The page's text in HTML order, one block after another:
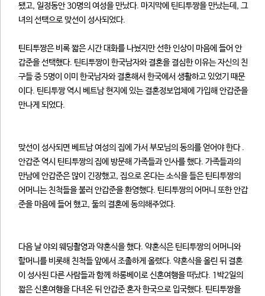
됐고, 일정동안 30명의 여성을 만났다. 마지막에 틴티투짱을 만났는데, 그
녀의 선택으로 맞선이 성사되었다.
틴티투짱은 비록 짧은 시간 대화를 나눴지만 선한 인상이 마음에 들어 안
갑준을 선택했다. 틴티투짱이 한국남자와 결혼을 결심한 이유는 자신의 친
구들 중 5명이 이미 한국남자와 결혼해서 한국에서 생활하고 있었기 때문
이다. 틴티투짱 역시 베트남 현지에 있는 결혼정보업체에 가입해 안갑준을
만나게 되었다.
맞선이 성사되면 베트남 여성의 집에 가서 부모님의 동의를 얻어야 한다 .
안갑준 역시 틴티투짱의 집에 방문해 가족들과 인사를 했다. 가족들과의
만남에 안갑준은 많이 긴장했고, 집으로 온다는 소식을 들은 틴티투짱의
어머니는 친척들을 불러 안갑준을 환영했다. 틴티투짱의 어머니 또한 안갑
준을 마음에 들어 했고, 둘의 결혼에 동의해주었다.
다음 날 야외 웨딩촬영과 약혼식을 했다. 약혼식은 틴티투짱의 어머니와
할머니를 비롯해 친척들 앞에서 조촐하게 올렸다. 약혼식을 올린 뒤 결혼
이 성사된 다른 사람들과 함께 하롱베이로 신혼여행을 떠났다. 1박2일의
짧은 신혼여행을 다녀온 뒤 안갑준 혼자 한국으로 입국했다. 틴티투짱을